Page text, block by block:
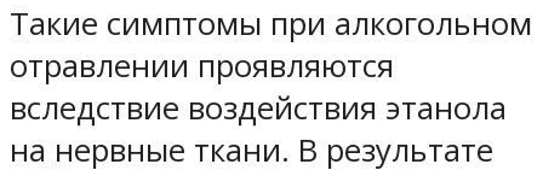
Такие симптомы при алкогольном
отравлении проявляются
вследствие воздействия этанола
на нервные ткани. В результате